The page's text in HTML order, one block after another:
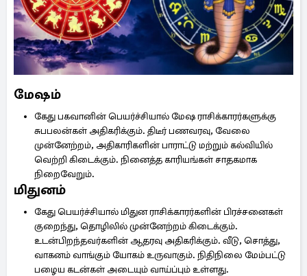
மேஷம்
கேது பகவானின் பெயர்ச்சியால் மேஷ ராசிக்காரர்களுக்கு
சுபபலன்கள் அதிகரிக்கும். திடீர் பணவரவு, வேலை
முன்னேற்றம், அதிகாரிகளின் பாராட்டு மற்றும் கல்வியில்
வெற்றி கிடைக்கும். நினைத்த காரியங்கள் சாதகமாக
நிறைவேறும்.
மிதுனம்
கேது பெயர்ச்சியால் மிதுன ராசிக்காரர்களின் பிரச்சனைகள்
குறைந்து, தொழிலில் முன்னேற்றம் கிடைக்கும்.
உடன்பிறந்தவர்களின் ஆதரவு அதிகரிக்கும். வீடு, சொத்து,
வாகனம் வாங்கும் யோகம் உருவாகும். நிதிநிலை மேம்பட்டு
பழைய கடன்கள் அடையும் வாய்ப்பும் உள்ளது.